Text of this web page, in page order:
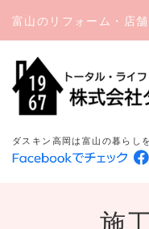
ダスキン高岡は富山の暮らし
施